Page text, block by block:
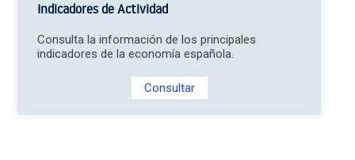
Indicadores de Actividad
Consulta la información de los principales
indicadores de la economía española.
Consultar